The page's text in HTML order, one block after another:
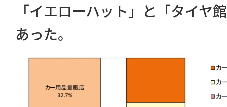
「イエローハット」と「タイヤ
あった。